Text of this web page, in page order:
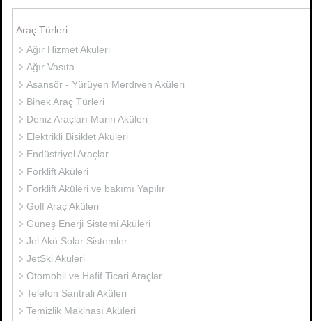
Araç Türleri
Ağır Hizmet Aküleri
Ağır Vasıta
Asansör - Yürüyen Merdiven Aküleri
Binek Araç Türleri
Deniz Araçları Marin Aküleri
Elektrikli Bisiklet Aküleri
Endüstriyel Araçlar
Forklift Aküleri
Forklift Aküleri ve bakımı Yapılır
Golf Araç Aküleri
Güneş Enerji Sistemi Aküleri
Jel Akü Solar Sistemler
JetSki Aküleri
Otomobil ve Hafif Ticari Araçlar
Telefon Santrali Aküleri
Temizlik Makinası Aküleri